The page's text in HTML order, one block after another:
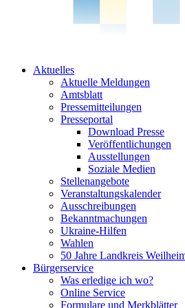
Aktuelles
Aktuelle Meldungen
Amtsblatt
Pressemitteilungen
Presseportal
Download Presse
Veröffentlichungen
Ausstellungen
Soziale Medien
Stellenangebote
Veranstaltungskalender
Ausschreibungen
Bekanntmachungen
Ukraine-Hilfen
Wahlen
50 Jahre Landkreis
Bürgerservice
Was erledige ich wo?
Online Service
Formulare und Merkblätter